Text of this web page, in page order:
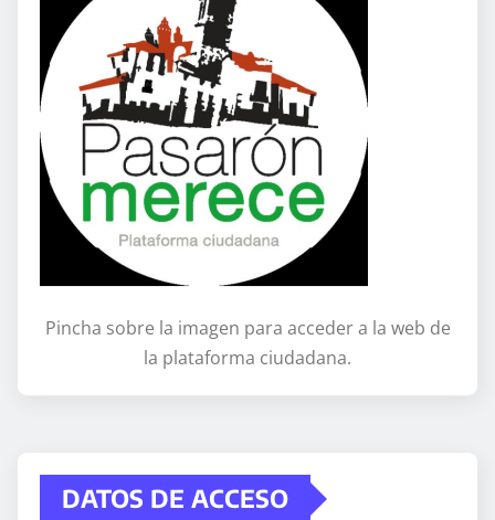
Pincha sobre la imagen para acceder a la web de
la plataforma ciudadana.
DATOS DE ACCESO